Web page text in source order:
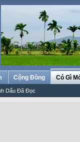
Cộng Đồng Có Gì
Dấu Đã Đọc